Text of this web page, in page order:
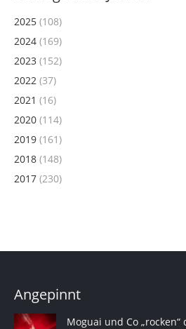
2025 (108)
2024 (169)
2023 (152)
2022 (37)
2021 (16)
2020 (114)
2019 (161)
2018 (148)
2017 (230)
Angepinnt
Moguai und Co „rocken“